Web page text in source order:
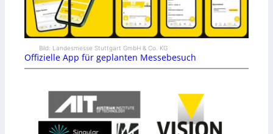
Bild: Landesmesse Stuttgart GmbH & Co. KG
Offizielle App für geplanten Messebesuch